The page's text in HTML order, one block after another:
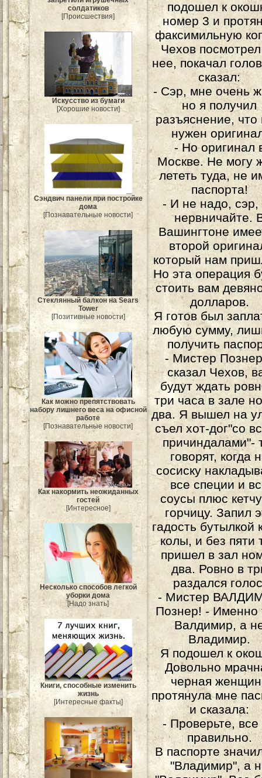
солдатиков
[Происшествия]
Искусство из бумаги
[Хорошие новости]
Сэндвич панели при постройке
дома
[Познавательные новости]
Стеклянный балкон на Sears
Tower
[Позитивные новости]
Как можно препятствовать
набору лишнего веса на офисной
работе
[Познавательные новости]
Как накормить неожиданных
гостей
[Интересное]
Несколько способов легкой
уборки дома
[Надо знать]
Книги, способные изменить
жизнь
[Интересные факты]
подошел к
номер 3 и
факсимильную
Чехов
нее, покачал
сказал:
- Сэр, мне очень
но я получил
разъяснение, что
нужен
- Но оригинал
Москве. Не могу
лететь туда, не
паспорта!
- И не надо, сэр,
нервничайте.
Вашингтоне
второй
который нам
Но эта операция
стоить вам
долларов.
Я готов был
любую сумму,
получить
- Мистер
сказал Чехов,
будут ждать
три часа в зале
два. Я вышел на
съел хот-дог"со
причиндалами"-
говорят, когда
сосиску
все специи и
соусы плюс
горчицу. Запил
гадость бутылкой
колы, и без пяти
пришел в зал
два. Ровно в
раздался
- Мистер
Познер! - Именно
Валдимир, а
Владимир.
Я подошел к
Довольно
черная
протянула мне
и сказала:
- Проверьте, все
правильно.
В паспорте
"Владимир", а